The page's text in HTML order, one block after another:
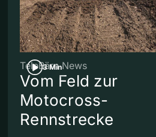
3 Min
TeleBärn News
Vom Feld zur
Motocross-
Rennstrecke